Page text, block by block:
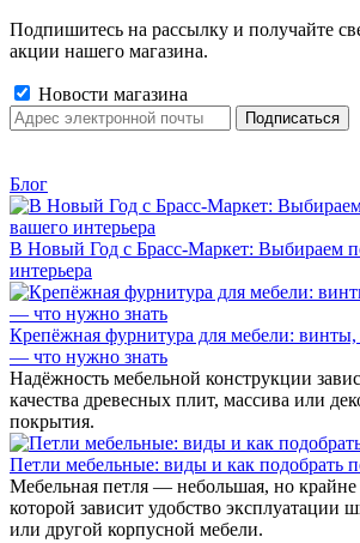
Подпишитесь на рассылку и получайте
акции нашего магазина.
Новости магазина
Блог
В Новый Год с Брасс-Маркет: Выбираем
интерьера
Крепёжная фурнитура для мебели:
— что нужно знать
Надёжность мебельной конструкции
качества древесных плит, массива или
покрытия.
Петли мебельные: виды и как подобрать
Мебельная петля — небольшая, но крайне
которой зависит удобство эксплуатации
или другой корпусной мебели.